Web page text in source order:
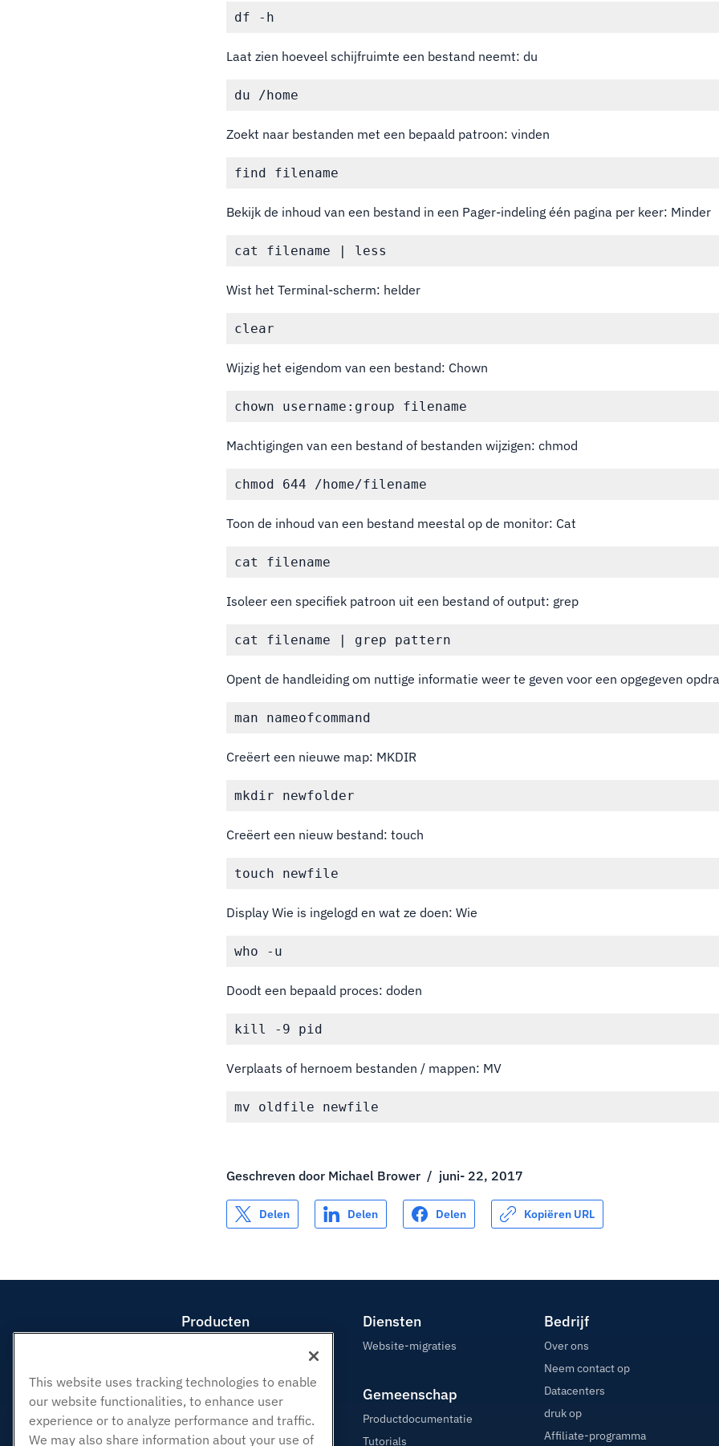
Laat zien hoeveel schijfruimte een bestand neemt: du
Zoekt naar bestanden met een bepaald patroon: vinden
Bekijk de inhoud van een bestand in een Pager-indeling één pagina per keer: Minder
Wist het Terminal-scherm: helder
Wijzig het eigendom van een bestand: Chown
Machtigingen van een bestand of bestanden wijzigen: chmod
Toon de inhoud van een bestand meestal op de monitor: Cat
Isoleer een specifiek patroon uit een bestand of output: grep
Opent de handleiding om nuttige informatie weer te geven voor een opgegeven
Creëert een nieuwe map: MKDIR
Creëert een nieuw bestand: touch
Display Wie is ingelogd en wat ze doen: Wie
Doodt een bepaald proces: doden
Verplaats of hernoem bestanden / mappen: MV
Geschreven door Michael Brower / juni- 22, 2017
Delen Delen Delen Kopiëren URL
Producten
Hosting door wederverkopers
White Label-wederverkoper
Beheerde Linux VPS
Diensten
Website-migraties
Gemeenschap
Productdocumentatie
Tutorials
Bedrijf
Over ons
Neem contact op
Datacenters
druk op
Affiliate-programma
This website uses tracking technologies to enable
our website functionalities, to enhance user
experience or to analyze performance and traffic.
We may also share information about your use of